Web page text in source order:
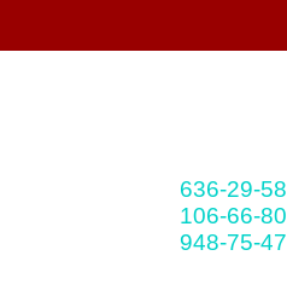
636-29-58
106-66-80
948-75-47